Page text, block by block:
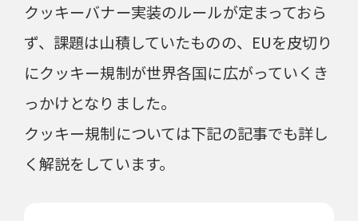
クッキーバナー実装のルールが定まっておら
ず、課題は山積していたものの、EUを皮切り
にクッキー規制が世界各国に広がっていくき
っかけとなりました。
クッキー規制については下記の記事でも詳し
く解説をしています。